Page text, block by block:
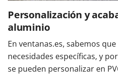
Personalización y
aluminio
En ventanas.es, sabemos
necesidades específicas, y
se pueden personalizar en